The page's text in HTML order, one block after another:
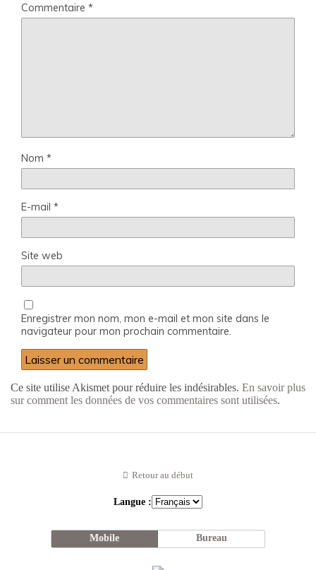
Commentaire *
Nom *
E-mail *
Site web
Enregistrer mon nom, mon e-mail et mon site dans le
navigateur pour mon prochain commentaire.
Ce site utilise Akismet pour réduire les indésirables. En savoir plus
sur comment les données de vos commentaires sont utilisées.
Retour au début
Langue :
Mobile Bureau